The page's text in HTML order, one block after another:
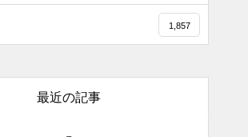
1,857
最近の記事
【転生悪女の黒歴史OP】ピアノ
で「Black Flame」弾いてみた
（中～上級）【The Dark History
ほぼ日1フレーズ THE BLUE H